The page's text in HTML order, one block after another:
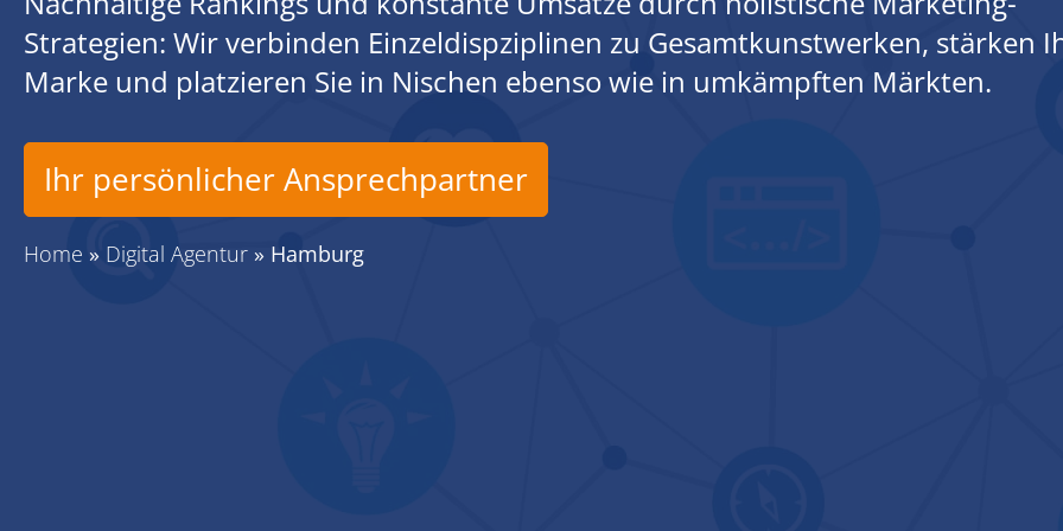
Strategien: Wir verbinden Einzeldispziplinen zu Gesamtkunstwerken, stärken
Marke und platzieren Sie in Nischen ebenso wie in umkämpften Märkten.
Ihr persönlicher Ansprechpartner
Home » Digital Agentur » Hamburg